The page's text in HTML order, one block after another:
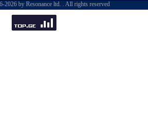
2026 by Resonance ltd. . All rights reserved